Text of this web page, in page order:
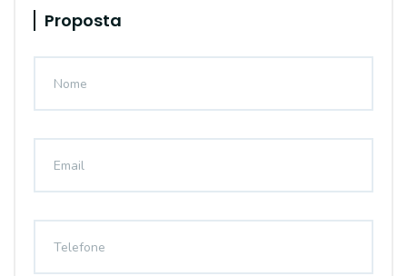
Proposta